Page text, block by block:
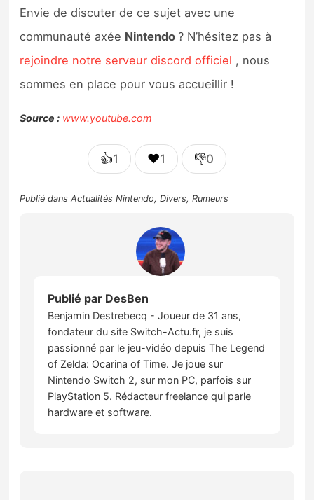
Envie de discuter de ce sujet avec une
communauté axée Nintendo? N’hésitez pas à
rejoindre notre serveur discord officiel , nous
sommes en place pour vous accueillir !
Source : www.youtube.com
👍1 ❤️1 👎0
Publié dansActualités Nintendo,Divers,Rumeurs
Publié par DesBen
Benjamin Destrebecq - Joueur de 31 ans,
fondateur du site Switch-Actu.fr, je suis
passionné par le jeu-vidéo depuis The Legend
of Zelda: Ocarina of Time. Je joue sur
Nintendo Switch 2, sur mon PC, parfois sur
PlayStation 5. Rédacteur freelance qui parle
hardware et software.